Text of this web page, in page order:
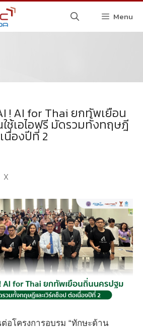
Menu
! AI for Thai ยกทัพเยือน
ช้เอไอฟรี มัดรวมทั้งทฤษฎี
นื่องปีที่ 2
X
อโครงการอบรม “ทักษะด้าน